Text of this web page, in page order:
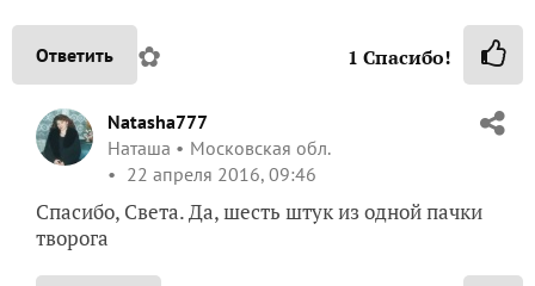
Ответить ✿ 1 Спасибо!
Natasha777
Наташа
Московская обл.
22 апреля 2016, 09:46
Спасибо, Света. Да, шесть штук из одной пачки
творога